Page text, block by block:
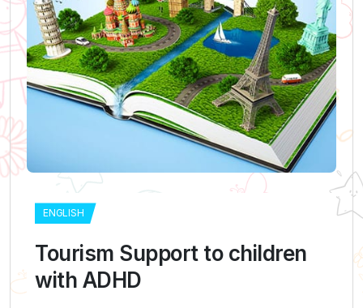
ENGLISH
Tourism Support to children
with ADHD